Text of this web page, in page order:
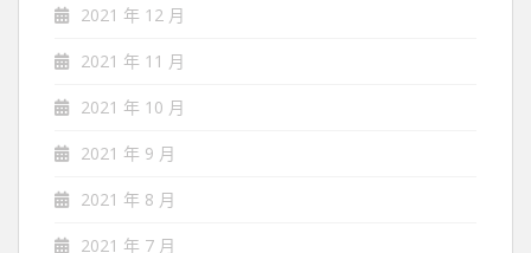
2021 年 12 月
2021 年 11 月
2021 年 10 月
2021 年 9 月
2021 年 8 月
2021 年 7 月